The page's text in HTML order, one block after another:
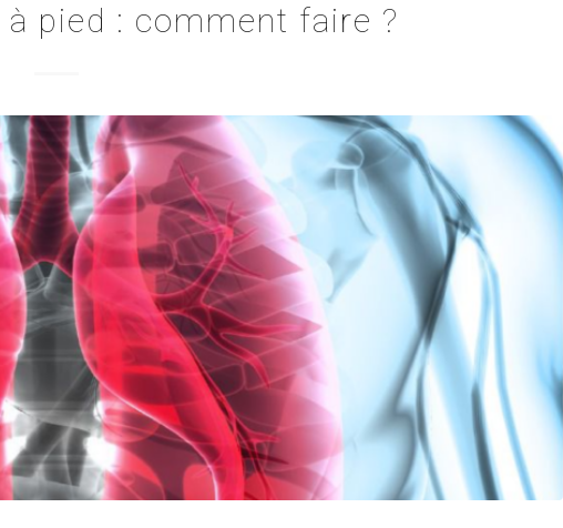
pied : comment faire ?